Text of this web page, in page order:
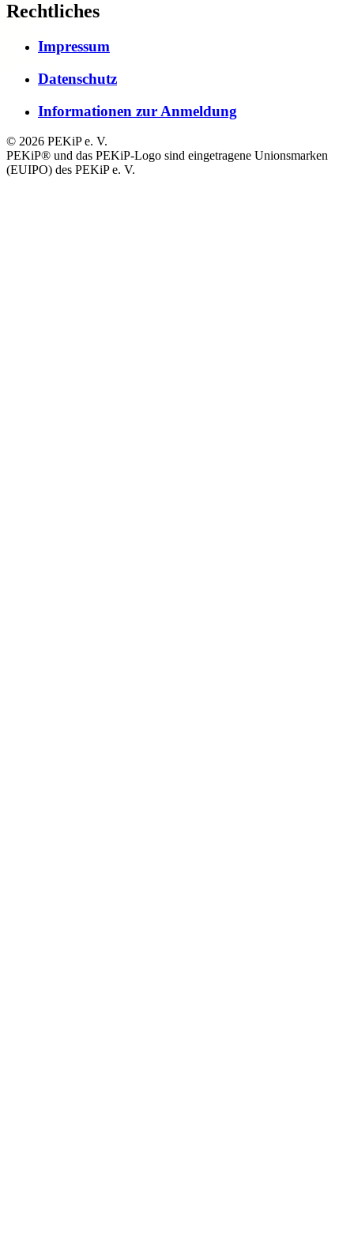
Rechtliches
Impressum
Datenschutz
Informationen zur Anmeldung
© 2026 PEKiP e. V.
PEKiP® und das PEKiP-Logo sind eingetragene Unionsmarken
(EUIPO) des PEKiP e. V.